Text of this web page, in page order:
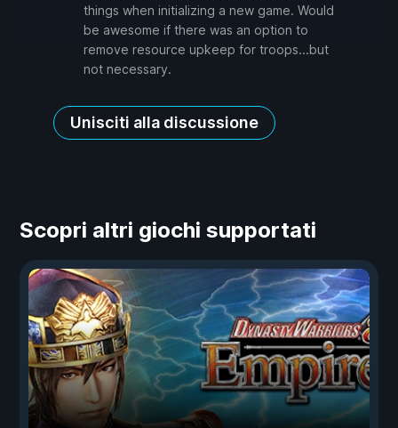
things when initializing a new game. Would
be awesome if there was an option to
remove resource upkeep for troops...but
not necessary.
Unisciti alla discussione
Scopri altri giochi supportati